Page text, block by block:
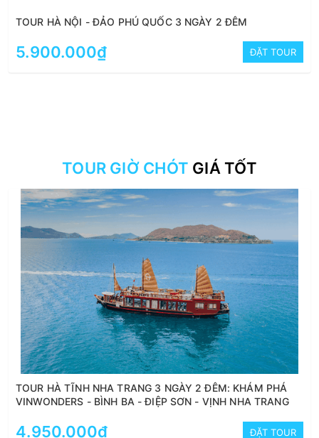
TOUR HÀ NỘI - ĐẢO PHÚ QUỐC 3 NGÀY 2 ĐÊM
5.900.000₫ ĐẶT TOUR
TOUR GIỜ CHÓT GIÁ TỐT
TOUR HÀ TĨNH NHA TRANG 3 NGÀY 2 ĐÊM: KHÁM PHÁ
VINWONDERS - BÌNH BA - ĐIỆP SƠN - VỊNH NHA TRANG
4.950.000₫ ĐẶT TOUR